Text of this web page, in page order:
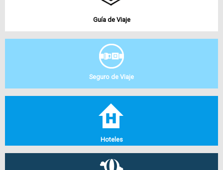
Guía de Viaje
Seguro de Viaje
Hoteles